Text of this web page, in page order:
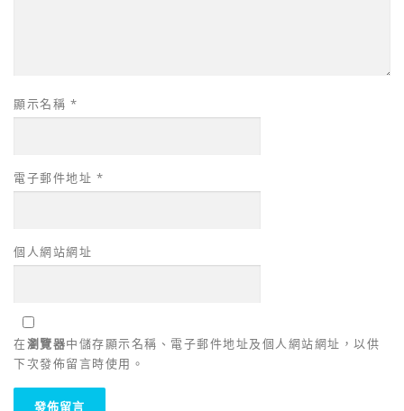
顯示名稱 *
電子郵件地址 *
個人網站網址
在瀏覽器中儲存顯示名稱、電子郵件地址及個人網站網址，以供
下次發佈留言時使用。